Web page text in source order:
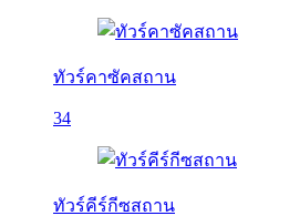
ทัวร์คาซัคสถาน
34
ทัวร์คีร์กีซสถาน